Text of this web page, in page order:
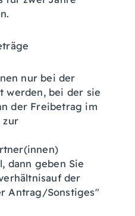
.
nur bei der
werden, bei der sie
der Freibetrag im
zur
dann geben Sie
der
Antrag/Sonstiges"